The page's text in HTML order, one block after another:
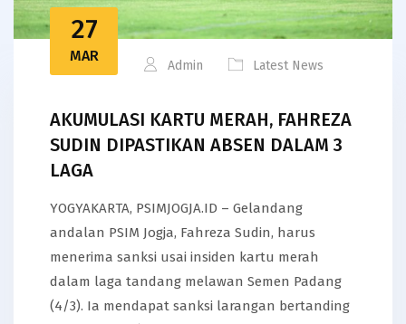
27
MAR
Admin Latest News
AKUMULASI KARTU MERAH, FAHREZA
SUDIN DIPASTIKAN ABSEN DALAM 3
LAGA
YOGYAKARTA, PSIMJOGJA.ID – Gelandang
andalan PSIM Jogja, Fahreza Sudin, harus
menerima sanksi usai insiden kartu merah
dalam laga tandang melawan Semen Padang
(4/3). Ia mendapat sanksi larangan bertanding